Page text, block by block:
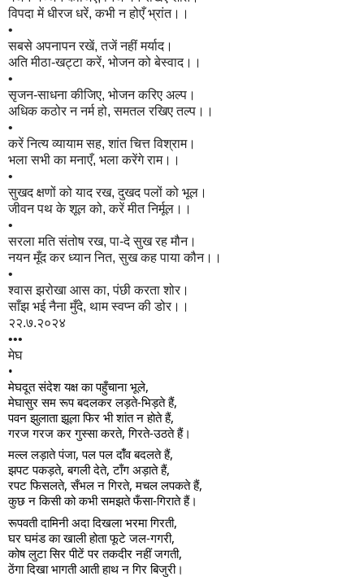
विपदा में धीरज धरें, कभी न होएँ भ्रांत।।
•
सबसे अपनापन रखें, तजें नहीं मर्याद।
अति मीठा-खट्टा करें, भोजन को बेस्वाद।।
•
सृजन-साधना कीजिए, भोजन करिए अल्प।
अधिक कठोर न नर्म हो, समतल रखिए तल्प।।
•
करें नित्य व्यायाम सह, शांत चित्त विश्राम।
भला सभी का मनाएँ, भला करेंगे राम।।
•
सुखद क्षणों को याद रख, दुखद पलों को भूल।
जीवन पथ के शूल को, करें मीत निर्मूल।।
•
सरला मति संतोष रख, पा-दे सुख रह मौन।
नयन मूँद कर ध्यान नित, सुख कह पाया कौन।।
•
श्वास झरोखा आस का, पंछी करता शोर।
साँझ भई नैना मुँदे, थाम स्वप्न की डोर।।
२२.७.२०२४
•••
मेघ
•
मेघदूत संदेश यक्ष का पहुँचाना भूले,
मेघासुर सम रूप बदलकर लड़ते-भिड़ते हैं,
पवनझुलाता झूला फिर भी शांत न होते हैं,
गरज गरज कर गुस्सा करते, गिरते-उठते हैं।
मल्ल लड़ाते पंजा, पल पल दांँव बदलते हैं,
झपट पकड़ते, बगली देते, टाँग अड़ाते हैं,
रपट फिसलते, सँभल न गिरते, मचल लपकते हैं,
कुछ न किसी को कभी समझते फँसा-गिराते हैं।
रूपवती दामिनी अदा दिखला भरमा गिरती,
घर घमंड का खाली होता फूटे जल-गगरी,
कोष लुटा सिर पीटें पर तकदीर नहीं जगती,
ठेंगा दिखा भागती आती हाथ न गिर बिजुरी।